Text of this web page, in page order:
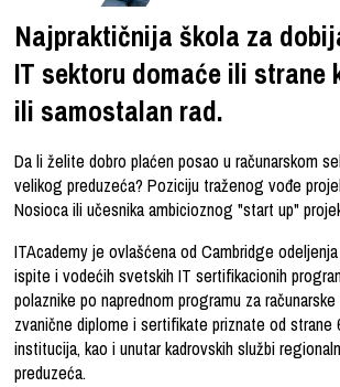
Najpraktičnija škola za
IT sektoru domaće ili strane
ili samostalan rad.
Da li želite dobro plaćen posao u računarskom
velikog preduzeća? Poziciju traženog vođe
Nosioca ili učesnika ambicioznog "start up"
ITAcademy je ovlašćena od Cambridge
ispite i vodećih svetskih IT sertifikacionih
polaznike po naprednom programu za
zvanične diplome i sertifikate priznate od strane
institucija, kao i unutar kadrovskih službi
preduzeća.